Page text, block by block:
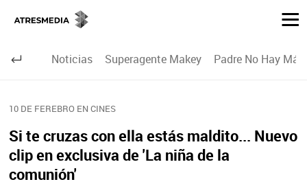
Noticias Superagente Makey Padre No Hay
10 DE FEREBRO EN CINES
Si te cruzas con ella estás maldito... Nuevo
clip en exclusiva de 'La niña de la
comunión'